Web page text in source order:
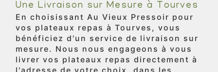
Une Livraison sur Mesure à Tourves
En choisissant Au Vieux Pressoir pour
vos plateaux repas à Tourves, vous
bénéficiez d'un service de livraison sur
mesure. Nous nous engageons à vous
livrer vos plateaux repas directement à
l'adresse de votre choix, dans les